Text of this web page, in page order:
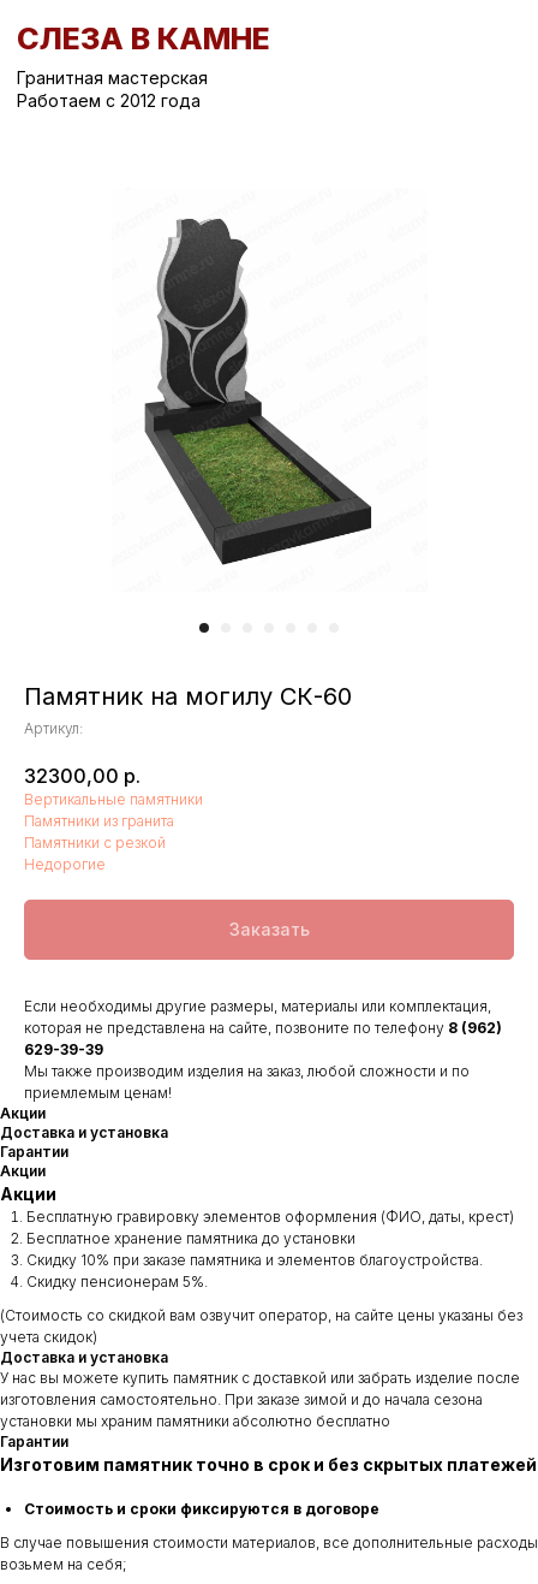
СЛЕЗА В КАМНЕ
Работаем с 2012 года
Вернуться назад / Вертикальные памятники на могилу
Памятник на могилу СК-60
Памятник на могилу СК-60
Артикул:
32300,00 р.
Вертикальные памятники
Памятники из гранита
Памятники с резкой
Недорогие
Заказать
Если необходимы другие размеры, материалы или комплектация,
которая не представлена на сайте, позвоните по телефону 8 (962)
629-39-39
Мы также производим изделия на заказ, любой сложности и по
приемлемым ценам!
Акции
Доставка и установка
Гарантии
Акции
Акции
Бесплатную гравировку элементов оформления (ФИО, даты, крест)
Бесплатное хранение памятника до установки
Скидку 10% при заказе памятника и элементов благоустройства.
Скидку пенсионерам 5%.
(Стоимость со скидкой вам озвучит оператор, на сайте цены указаны без
учета скидок)
Доставка и установка
У нас вы можете купить памятник с доставкой или забрать изделие после
изготовления самостоятельно. При заказе зимой и до начала сезона
установки мы храним памятники абсолютно бесплатно
Гарантии
Изготовим памятник точно в срок и без скрытых платежей
Стоимость и сроки фиксируются в договоре
В случае повышения стоимости материалов, все дополнительные расходы
возьмем на себя;